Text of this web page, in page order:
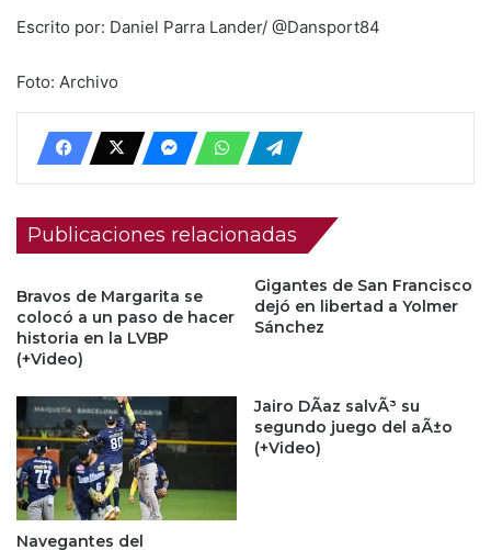
Escrito por: Daniel Parra Lander/ @Dansport84
Foto: Archivo
Publicaciones relacionadas
Bravos de Margarita se
colocó a un paso de hacer
historia en la LVBP
(+Video)
Gigantes de San Francisco
dejó en libertad a Yolmer
Sánchez
Navegantes del
Jairo DÃ­az salvÃ³ su
segundo juego del aÃ±o
(+Video)